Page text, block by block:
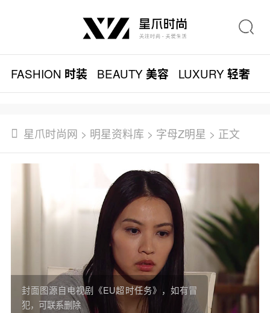
FASHION 时装 BEAUTY美容 LUXURY轻奢
星爪时尚网 > 明星资料库 > 字母Z明星 > 正文
封面图源自电视剧《EU超时任务》，如有冒
犯，可联系删除